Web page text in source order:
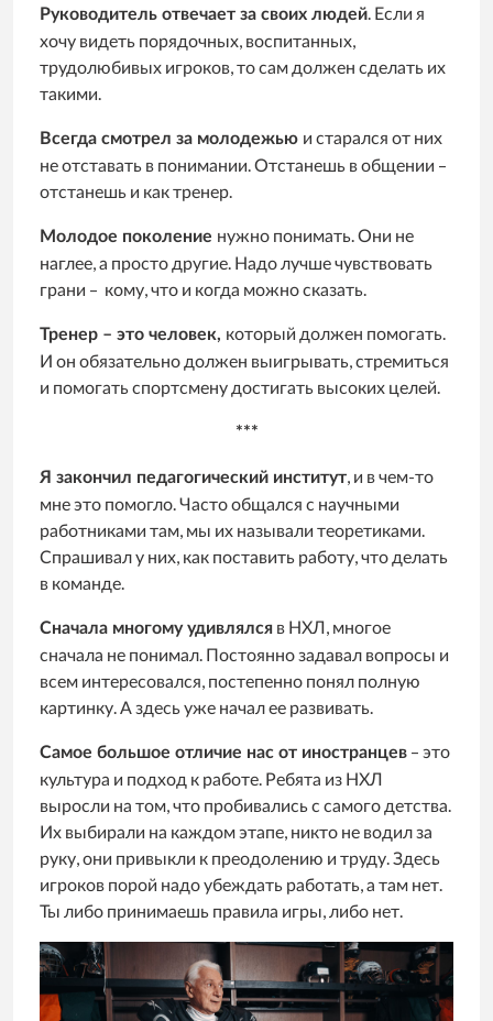
Руководитель отвечает за своих людей . Если я
хочу видеть порядочных, воспитанных,
трудолюбивых игроков, то сам должен сделать их
такими.
Всегда смотрел за молодежью и старался от них
не отставать в понимании. Отстанешь в общении –
отстанешь и как тренер.
Молодое поколение нужно понимать. Они не
наглее, а просто другие. Надо лучше чувствовать
грани – кому, что и когда можно сказать.
Тренер – это человек, который должен помогать.
И он обязательно должен выигрывать, стремиться
и помогать спортсмену достигать высоких целей.
***
Я закончил педагогический институт , и в чем-то
мне это помогло. Часто общался с научными
работниками там, мы их называли теоретиками.
Спрашивал у них, как поставить работу, что делать
в команде.
Сначала многому удивлялся в НХЛ, многое
сначала не понимал. Постоянно задавал вопросы и
всем интересовался, постепенно понял полную
картинку. А здесь уже начал ее развивать.
Самое большое отличие нас от иностранцев – это
культура и подход к работе. Ребята из НХЛ
выросли на том, что пробивались с самого детства.
Их выбирали на каждом этапе, никто не водил за
руку, они привыкли к преодолению и труду. Здесь
игроков порой надо убеждать работать, а там нет.
Ты либо принимаешь правила игры, либо нет.